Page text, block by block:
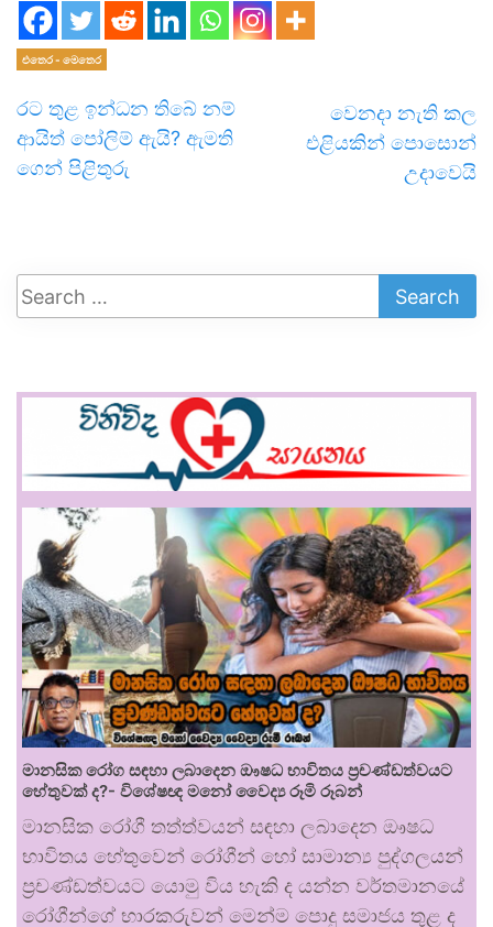
එතෙර - මෙතෙර
රට තුළ ඉන්ධන තිබේ නම්
ආයිත් පෝලිම් ඇයි? ඇමති
ගෙන් පිළිතුරු
වෙනදා නැති කල
එළියකින් පොසොන්
උදාවෙයි
මානසික රෝග සඳහා ලබාදෙන ඖෂධ භාවිතය ප්‍රචණ්ඩත්වයට
හේතුවක් ද?- විශේෂඥ මනෝ වෛද්‍ය රූමි රූබන්
මානසික රෝගී තත්ත්වයන් සඳහා ලබාදෙන ඖෂධ
භාවිතය හේතුවෙන් රෝගීන් හෝ සාමාන්‍ය පුද්ගලයන්
ප්‍රචණ්ඩත්වයට යොමු විය හැකි ද යන්න වර්තමානයේ
රෝගීන්ගේ භාරකරුවන් මෙන්ම පොදු සමාජය තුළ ද